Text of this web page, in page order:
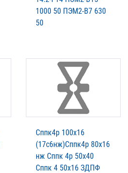
1000 50 ПЭМ2-В7 630
50
Сппк4р 100х16
(17с6нж)Сппк4р 80х16
нж Сппк 4р 50х40
Сппк 4 50х16 ЗДПФ